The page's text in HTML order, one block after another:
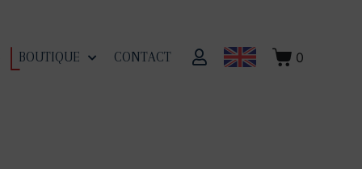
BOUTIQUE CONTACT 0